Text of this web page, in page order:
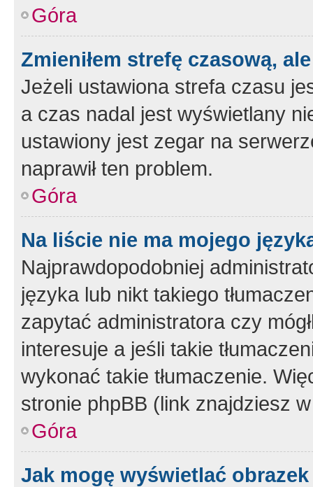
Góra
Zmieniłem strefę czasową,
Jeżeli ustawiona strefa czasu
a czas nadal jest wyświetlany
ustawiony jest zegar na
naprawił ten problem.
Góra
Na liście nie ma mojego
Najprawdopodobniej
języka lub nikt takiego
zapytać administratora czy
interesuje a jeśli takie
wykonać takie tłumaczenie.
stronie phpBB (link znajdziesz
Góra
Jak mogę wyświetlać